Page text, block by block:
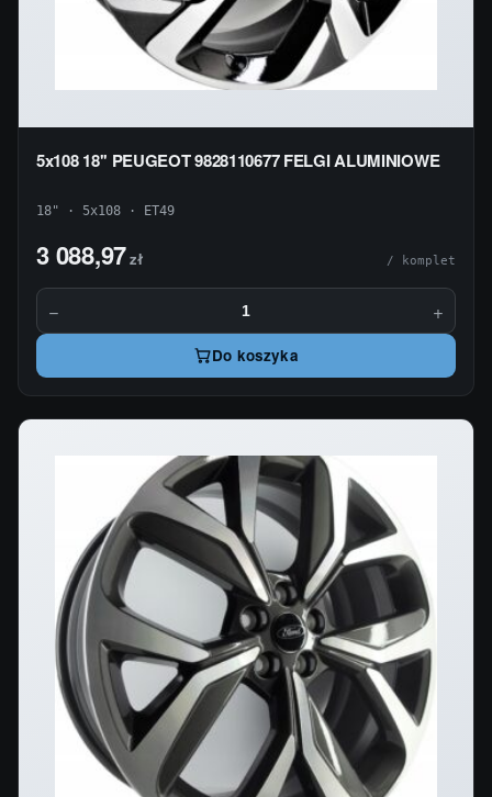
5x108 18'' PEUGEOT 9828110677 FELGI ALUMINIOWE
18" · 5x108 · ET49
3 088,97zł / komplet
− +
Do koszyka